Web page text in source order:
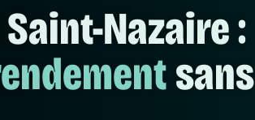
Nazaire :
sans